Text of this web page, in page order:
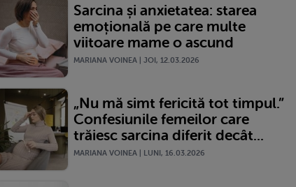
Sarcina și anxietatea: starea
emoțională pe care multe
viitoare mame o ascund
MARIANA VOINEA | JOI, 12.03.2026
„Nu mă simt fericită tot timpul.”
Confesiunile femeilor care
trăiesc sarcina diferit decât...
MARIANA VOINEA | LUNI, 16.03.2026